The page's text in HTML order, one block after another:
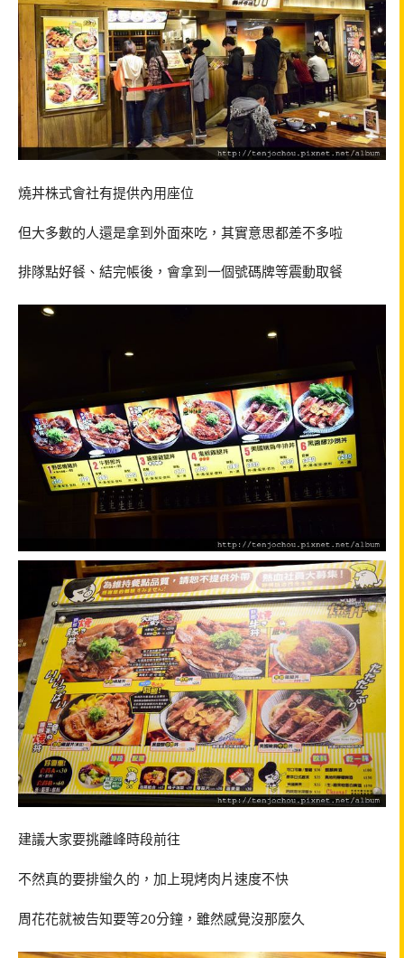
燒丼株式會社有提供內用座位
但大多數的人還是拿到外面來吃，其實意思都差不多啦
排隊點好餐、結完帳後，會拿到一個號碼牌等震動取餐
建議大家要挑離峰時段前往
不然真的要排蠻久的，加上現烤肉片速度不快
周花花就被告知要等20分鐘，雖然感覺沒那麼久